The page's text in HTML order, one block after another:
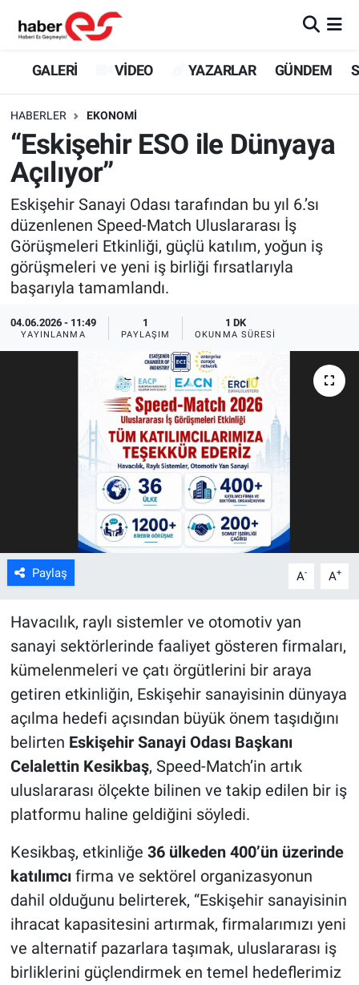
GALERİ VİDEO YAZARLAR GÜNDEM
HABERLER EKONOMİ
“Eskişehir ESO ile Dünyaya
Açılıyor”
Eskişehir Sanayi Odası tarafından bu yıl 6.’sı
düzenlenen Speed-Match Uluslararası İş
Görüşmeleri Etkinliği, güçlü katılım, yoğun iş
görüşmeleri ve yeni iş birliği fırsatlarıyla
başarıyla tamamlandı.
04.06.2026 - 11:49
YAYINLANMA
1
PAYLAŞIM
1 DK
OKUNMA SÜRESI
Paylaş A- A+
Havacılık, raylı sistemler ve otomotiv yan
sanayi sektörlerinde faaliyet gösteren firmaları,
kümelenmeleri ve çatı örgütlerini bir araya
getiren etkinliğin, Eskişehir sanayisinin dünyaya
açılma hedefi açısından büyük önem taşıdığını
belirten Eskişehir Sanayi Odası Başkanı
Celalettin Kesikbaş, Speed-Match’in artık
uluslararası ölçekte bilinen ve takip edilen bir iş
platformu haline geldiğini söyledi.
Kesikbaş, etkinliğe 36 ülkeden 400’ün üzerinde
katılımcıfirma ve sektörel organizasyonun
dahil olduğunu belirterek, “Eskişehir sanayisinin
ihracat kapasitesini artırmak, firmalarımızı yeni
ve alternatif pazarlara taşımak, uluslararası iş
birliklerini güçlendirmek en temel hedeflerimiz
GALERİ
YAZARLAR
GÜNDEM
SİYASET
TEKNOLOJİ
SPOR
Eskişehir Nöbetçi Eczaneler
Eskişehir Trafik Yoğunluk Haritası
Süper Lig Puan Durumu ve Fikstür
Tüm Manşetler
Son Dakika Haberleri